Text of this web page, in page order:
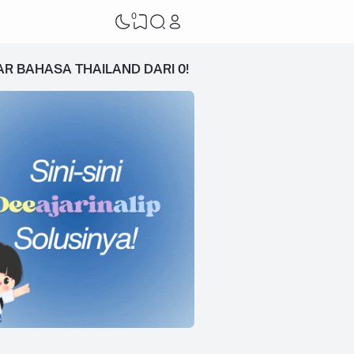
0
BAHASA THAILAND DARI 0!